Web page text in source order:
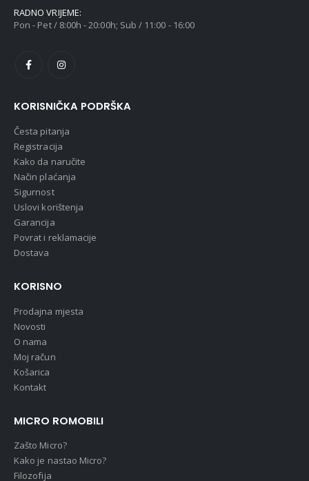
RADNO VRIJEME:
Pon - Pet / 8:00h - 20:00h; Sub / 11:00 - 16:00
KORISNIČKA PODRŠKA
Česta pitanja
Registracija
Kako da naručite
Način plaćanja
Sigurnost
Uslovi korištenja
Garancija
Povrat i reklamacije
Dostava
KORISNO
Prodajna mjesta
Novosti
O nama
Moj račun
Košarica
Kontakt
MICRO ROMOBILI
Zašto Micro?
Kako je nastao Micro?
Filozofija